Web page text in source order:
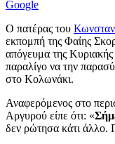
Google
Ο πατέρας του
εκπομπή της Φαίης
απόγευμα της
παραλίγο να την
στο Κολωνάκι.
Αναφερόμενος στο
Αργυρού είπε ότι: «
δεν ρώτησα κάτι άλλο.